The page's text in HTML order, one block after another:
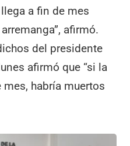
a fin de mes
afirmó.
del presidente
afirmó que “si la
habría muertos